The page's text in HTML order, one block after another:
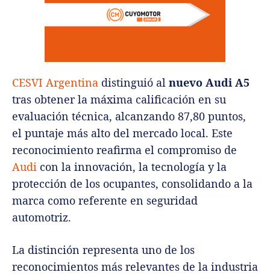
CESVI Argentina distinguió al nuevo Audi A5
tras obtener la máxima calificación en su
evaluación técnica, alcanzando 87,80 puntos,
el puntaje más alto del mercado local. Este
reconocimiento reafirma el compromiso de
Audi con la innovación, la tecnología y la
protección de los ocupantes, consolidando a la
marca como referente en seguridad
automotriz.
La distinción representa uno de los
reconocimientos más relevantes de la industria